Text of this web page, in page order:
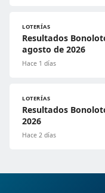
LOTERÍAS
Resultados
agosto de 2026
Hace 1 días
LOTERÍAS
Resultados
2026
Hace 2 días